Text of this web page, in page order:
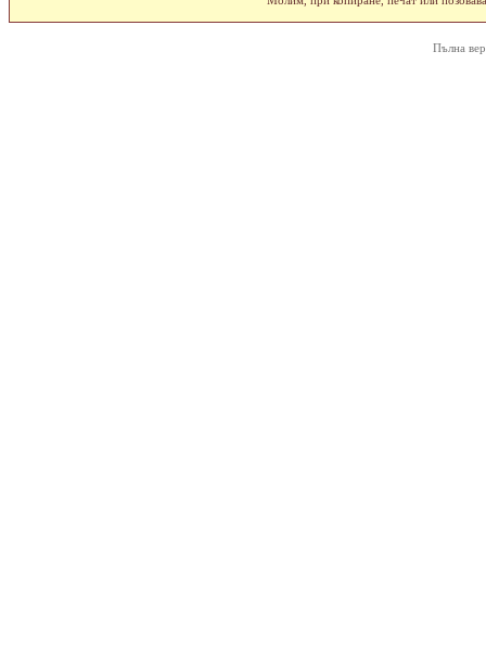
Пълна